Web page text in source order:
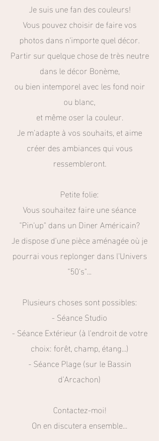
Je suis une fan des couleurs!
Vous pouvez choisir de faire vos
photos dans n'importe quel décor.
Partir sur quelque chose de très neutre
dans le décor Bonème,
ou bien intemporel avec les fond noir
ou blanc,
et même oser la couleur.
Je m'adapte à vos souhaits, et aime
créer des ambiances qui vous
ressembleront.
Petite folie:
Vous souhaitez faire une séance
"Pin'up" dans un Diner Américain?
Je dispose d'une pièce aménagée où je
pourrai vous replonger dans l'Univers
"50's"...
Plusieurs choses sont possibles:
- Séance Studio
- Séance Extérieur (à l'endroit de votre
choix: forêt, champ, étang...)
- Séance Plage (sur le Bassin
d'Arcachon)
Contactez-moi!
On en discutera ensemble...